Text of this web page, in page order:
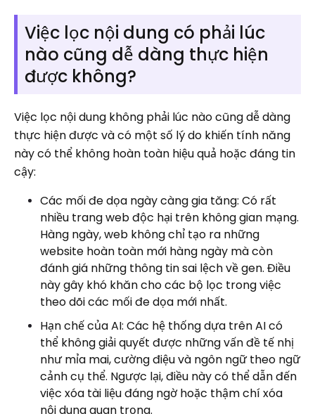
Việc lọc nội dung có phải lúc
nào cũng dễ dàng thực hiện
được không?
Việc lọc nội dung không phải lúc nào cũng dễ dàng
thực hiện được và có một số lý do khiến tính năng
này có thể không hoàn toàn hiệu quả hoặc đáng tin
cậy:
Các mối đe dọa ngày càng gia tăng: Có rất
nhiều trang web độc hại trên không gian mạng.
Hàng ngày, web không chỉ tạo ra những
website hoàn toàn mới hàng ngày mà còn
đánh giá những thông tin sai lệch về gen. Điều
này gây khó khăn cho các bộ lọc trong việc
theo dõi các mối đe dọa mới nhất.
Hạn chế của AI: Các hệ thống dựa trên AI có
thể không giải quyết được những vấn đề tế nhị
như mỉa mai, cường điệu và ngôn ngữ theo ngữ
cảnh cụ thể. Ngược lại, điều này có thể dẫn đến
việc xóa tài liệu đáng ngờ hoặc thậm chí xóa
nội dung quan trọng.